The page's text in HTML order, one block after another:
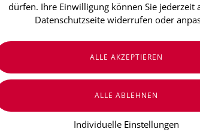
€ 19,90
zzgl. Versandkosten
dürfen. Ihre Einwilligung können Sie jederzeit
Datenschutzseite widerrufen oder
Individuelle Einstellungen